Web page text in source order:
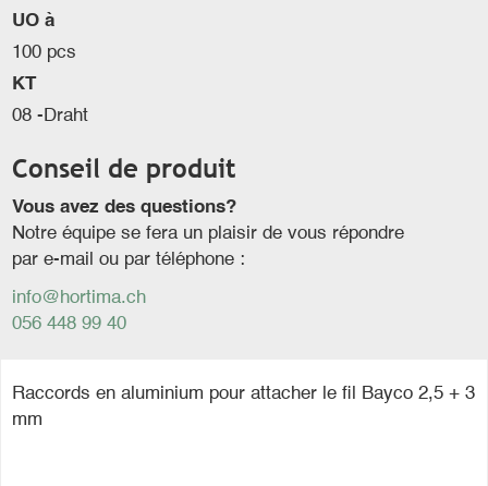
UO à
100 pcs
KT
08 -Draht
Conseil de produit
Vous avez des questions?
Notre équipe se fera un plaisir de vous répondre
par e-mail ou par téléphone :
info@hortima.ch
056 448 99 40
Raccords en aluminium pour attacher le fil Bayco 2,5 + 3
mm